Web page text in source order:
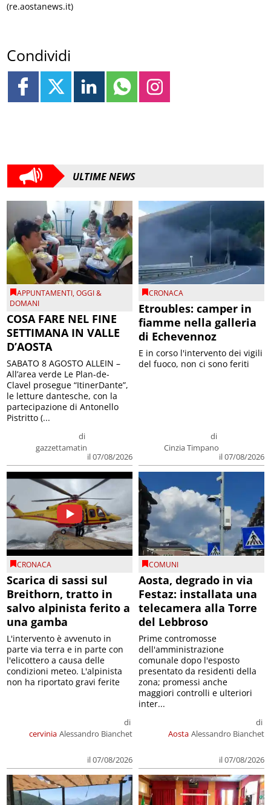
(re.aostanews.it)
Condividi
ULTIME NEWS
APPUNTAMENTI,OGGI &
DOMANI
COSA FARE NEL FINE
SETTIMANA IN VALLE
D’AOSTA
di
gazzettamatin
il 07/08/2026
SABATO 8 AGOSTO ALLEIN –
All’area verde Le Plan-de-
Clavel prosegue “ItinerDante”,
le letture dantesche, con la
partecipazione di Antonello
Pistritto (...
CRONACA
Etroubles: camper in
fiamme nella galleria
di Echevennoz
di
Cinzia Timpano
il 07/08/2026
E in corso l'intervento dei vigili
del fuoco, non ci sono feriti
CRONACA
Scarica di sassi sul
Breithorn, tratto in
salvo alpinista ferito a
una gamba
cervinia
di
Alessandro Bianchet
il 07/08/2026
L'intervento è avvenuto in
parte via terra e in parte con
l'elicottero a causa delle
condizioni meteo. L'alpinista
non ha riportato gravi ferite
COMUNI
Aosta, degrado in via
Festaz: installata una
telecamera alla Torre
del Lebbroso
Aosta
di
Alessandro Bianchet
il 07/08/2026
Prime contromosse
dell'amministrazione
comunale dopo l'esposto
presentato da residenti della
zona; promessi anche
maggiori controlli e ulteriori
inter...